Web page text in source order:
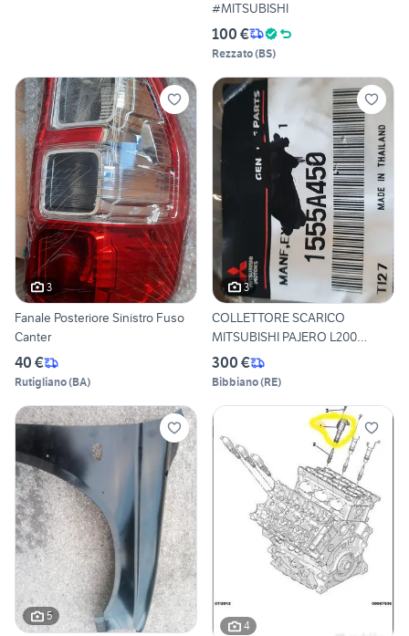
#MITSUBISHI
100 €
Rezzato(BS)
3
Fanale Posteriore Sinistro Fuso
Canter
40 €
Rutigliano(BA)
3
COLLETTORE SCARICO
MITSUBISHI PAJERO L200
1555A450
300 €
Bibbiano(RE)
5
4